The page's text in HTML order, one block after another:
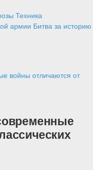
Техника
армии Битва за историю
войны отличаются от